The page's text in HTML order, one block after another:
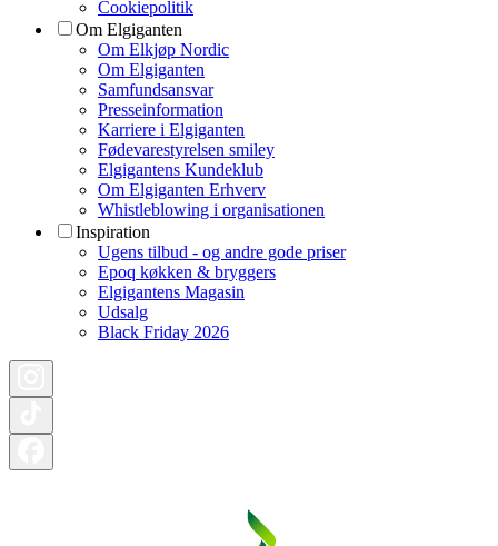
Cookiepolitik
Om Elgiganten
Om Elkjøp Nordic
Om Elgiganten
Samfundsansvar
Presseinformation
Karriere i Elgiganten
Fødevarestyrelsen smiley
Elgigantens Kundeklub
Om Elgiganten Erhverv
Whistleblowing i organisationen
Inspiration
Ugens tilbud - og andre gode priser
Epoq køkken & bryggers
Elgigantens Magasin
Udsalg
Black Friday 2026